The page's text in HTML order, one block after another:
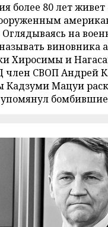
более 80 лет
Оглядываясь на
виновника
Хиросимы и
член СВОП Андрей
Кадзуми Мацуи